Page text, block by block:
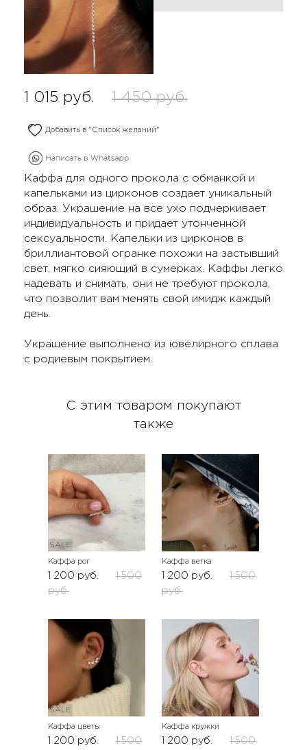
1 015 руб. 1 450 руб.
Добавить в "Список желаний"
Каффа для одного прокола с обманкой и
капельками из цирконов создает уникальный
образ. Украшение на все ухо подчеркивает
индивидуальность и придает утонченной
сексуальности. Капельки из цирконов в
бриллиантовой огранке похожи на застывший
свет, мягко сияющий в сумерках. Каффы легко
надевать и снимать, они не требуют прокола,
что позволит вам менять свой имидж каждый
день.
Украшение выполнено из ювелирного сплава
с родиевым покрытием.
С этим товаром покупают
также
SALE
Каффа рог
1 200 руб.
1 500
руб.
SALE
Каффа ветка
1 200 руб.
1 500
руб.
SALE
Каффа цветы
1 200 руб. 1 500
SALE
Каффа кружки
1 200 руб. 1 500